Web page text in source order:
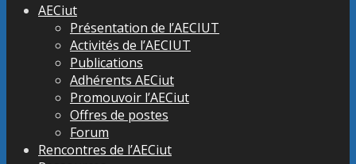
AECiut
Présentation de l’AECIUT
Activités de l’AECIUT
Publications
Adhérents AECiut
Promouvoir l’AECiut
Offres de postes
Forum
Rencontres de l’AECiut